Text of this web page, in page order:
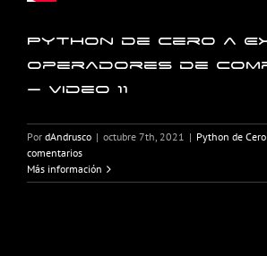
Python de Cero a
Operadores de
– Video 11
Por dAndrusco | octubre 7th, 2021 | Python de
comentarios
Más información